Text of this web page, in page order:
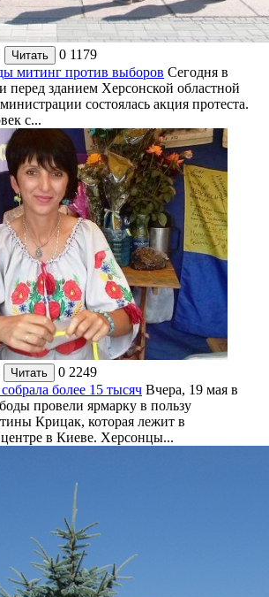
Читать 0 1179
митинг против выборов Сегодня в
перед зданием Херсонской областной
состоялась акция протеста.
с...
Читать 0 2249
более 15 тысяч Вчера, 19 мая в
провели ярмарку в пользу
Крицак, которая лежит в
в Киеве. Херсонцы...